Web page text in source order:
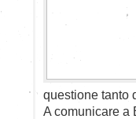
questione tanto
A comunicare a